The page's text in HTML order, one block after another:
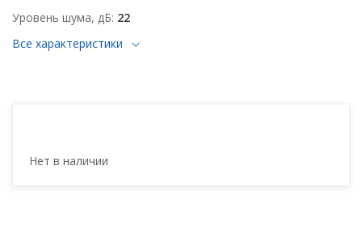
Уровень шума, дБ 22
Все характеристики
Нет в наличии